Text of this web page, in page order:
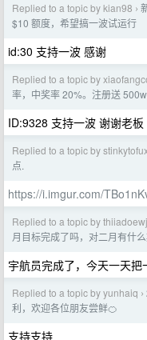
Replied to a topic by kian98 ›
$10 额度，希望搞一波试运行
id:30 支持一波 感谢
Replied to a topic by
率，中奖率 20%。注册送
ID:9328 支持一波 谢谢老板
Replied to a topic by
点.
https://i.imgur.com/
Replied to a topic by
月目标完成了吗，对二月有什
宇航员完成了，今天一天
Replied to a topic by yunhaiq ›
利，欢迎各位朋友尝鲜🍊
支持支持